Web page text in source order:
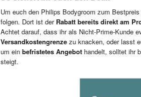
Um euch den Philips Bodygroom zum
folgen. Dort ist der Rabatt bereits direkt am
Achtet darauf, dass ihr als Nicht-Prime-Kunde
Versandkostengrenze zu knacken, oder lasst
um ein befristetes Angebot handelt, solltet ihr
steigt.